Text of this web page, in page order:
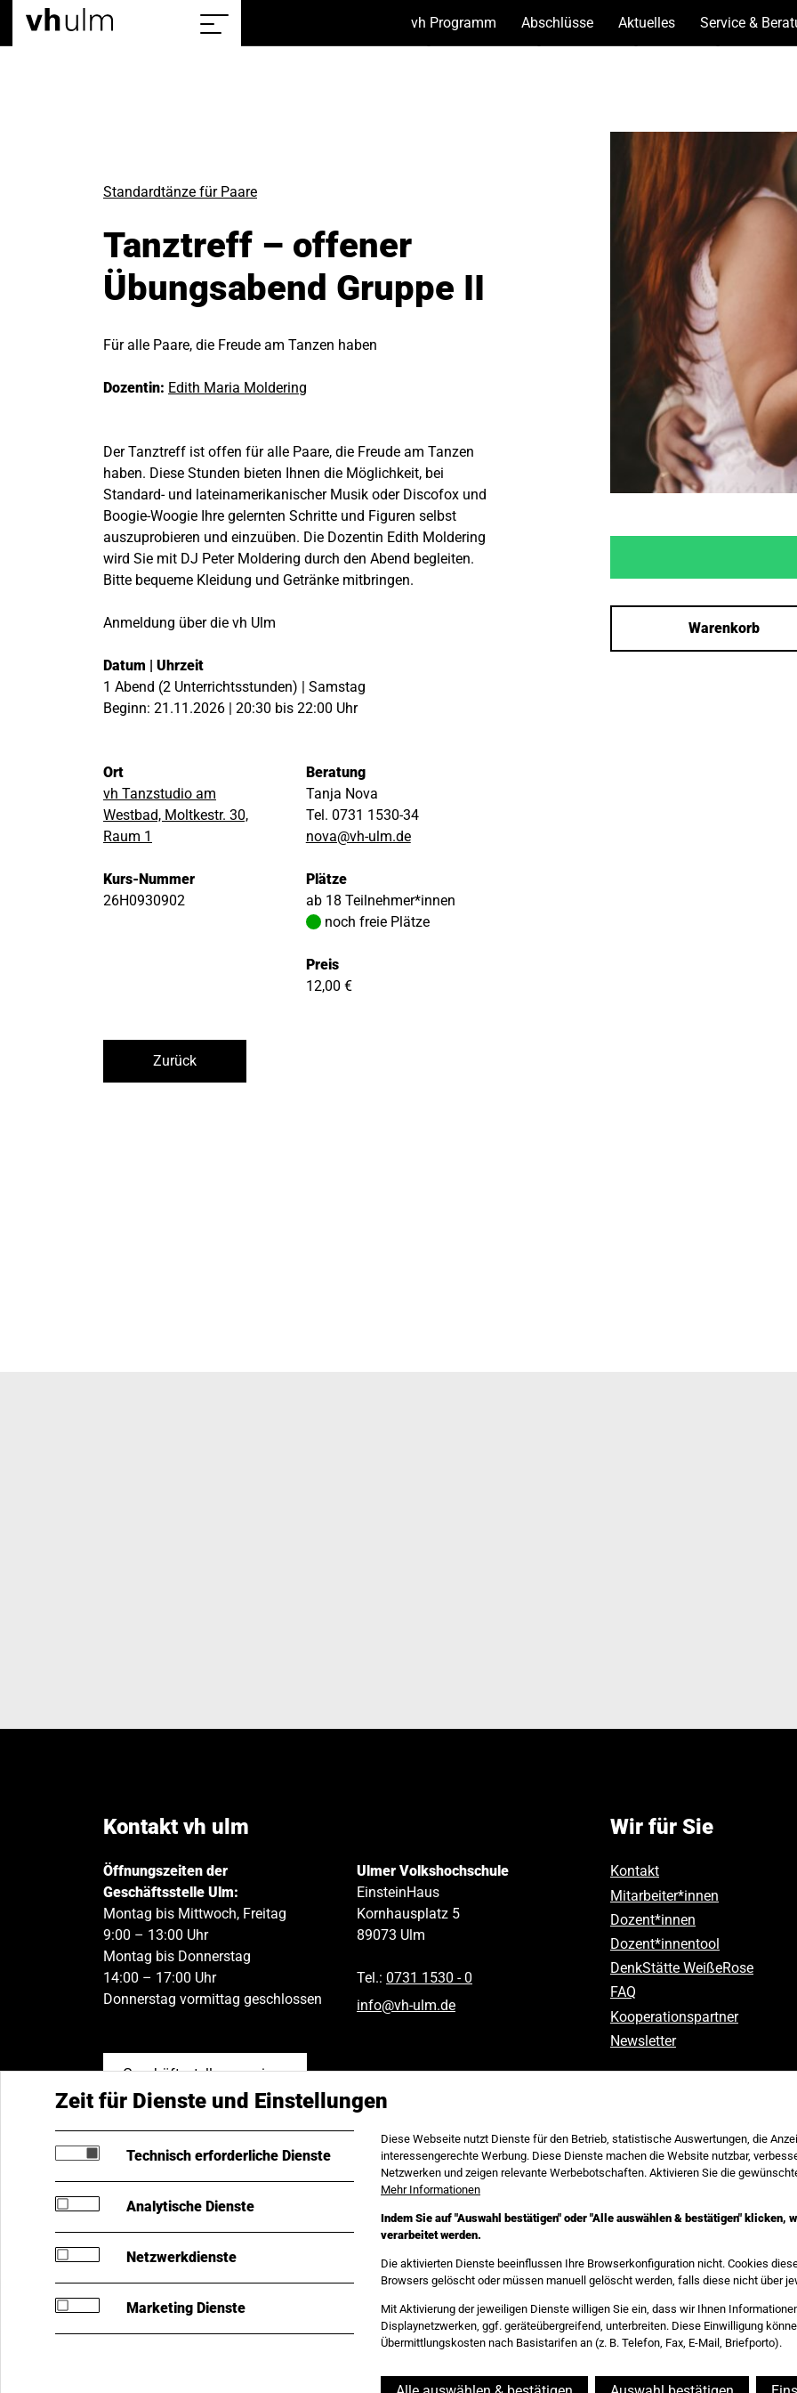
Sitemap
vh Programm (Unterseiten
Abschlüsse(Unterseiten
Aktuelles(Unterseiten
Service &
Standardtänze für Paare
Tanztreff – offener
Übungsabend Gruppe II
Für alle Paare, die Freude am Tanzen haben
Dozentin: Edith Maria Moldering
Der Tanztreff ist offen für alle Paare, die Freude am Tanzen
haben. Diese Stunden bieten Ihnen die Möglichkeit, bei
Standard- und lateinamerikanischer Musik oder Discofox und
Boogie-Woogie Ihre gelernten Schritte und Figuren selbst
auszuprobieren und einzuüben. Die Dozentin Edith Moldering
wird Sie mit DJ Peter Moldering durch den Abend begleiten.
Bitte bequeme Kleidung und Getränke mitbringen.
Anmeldung über die vh Ulm
Datum | Uhrzeit
1 Abend (2 Unterrichtsstunden) | Samstag
Beginn: 21.11.2026 | 20:30 bis 22:00 Uhr
Ort
vh Tanzstudio am
Westbad, Moltkestr. 30,
Raum 1
Kurs-Nummer
26H0930902
Beratung
Tanja Nova
Tel. 0731 1530-34
nova@vh-ulm.de
Plätze
ab 18 Teilnehmer*innen
noch freie Plätze
Preis
12,00 €
Zurück
Warenkorb
Kontakt vh ulm
Öffnungszeiten der
Geschäftsstelle Ulm:
Montag bis Mittwoch, Freitag
9:00 – 13:00 Uhr
Montag bis Donnerstag
14:00 – 17:00 Uhr
Donnerstag vormittag geschlossen
Geschäftsstellen anzeigen
Ulmer Volkshochschule
EinsteinHaus
Kornhausplatz 5
89073 Ulm
Tel.: 0731 1530 ‑ 0
info@vh-ulm.de
Wir für Sie
Kontakt
Mitarbeiter*innen
Dozent*innen
Dozent*innentool
DenkStätte WeißeRose
FAQ
Kooperationspartner
Newsletter